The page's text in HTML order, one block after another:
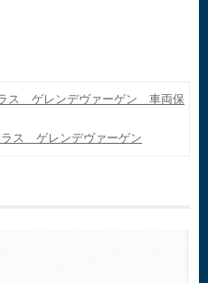
ス ゲレンデヴァーゲン 車両保
ス ゲレンデヴァーゲン